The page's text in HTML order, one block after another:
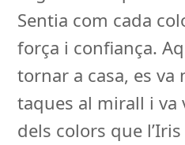
Sentia com cada
força i confiança.
tornar a casa, es va
taques al mirall i va
dels colors que